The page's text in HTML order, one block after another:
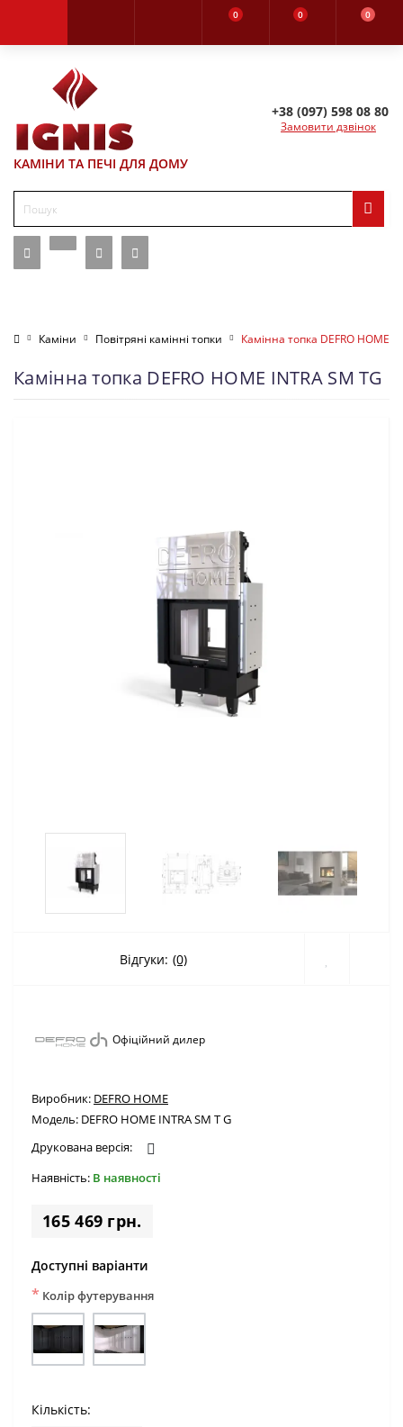
0 0 0
КАМІНИ ТА ПЕЧІ ДЛЯ ДОМУ
+38 (097) 598 08 80
Замовити дзвінок
Каміни Повітряні камінні топки Камінна топка DEFRO HOME
Камінна топка DEFRO HOME INTRA SM TG
Відгуки: (0)
Виробник: DEFRO HOME
Модель: DEFRO HOME INTRA SM T G
Друкована версія:
Наявність: В наявності
165 469 грн.
Офіційний дилер
Доступні варіанти
* Колір футерування
Кількість: